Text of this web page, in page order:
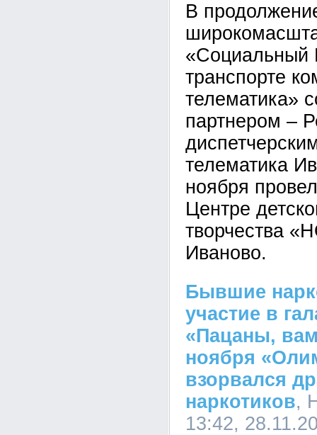
В
транспорте
телематика»
партнером –
телематика
ноября
Центре
творчества
Иваново.
Бывшие
участие в
«Пацаны,
ноября
взорвался
наркотиков,
13:42,